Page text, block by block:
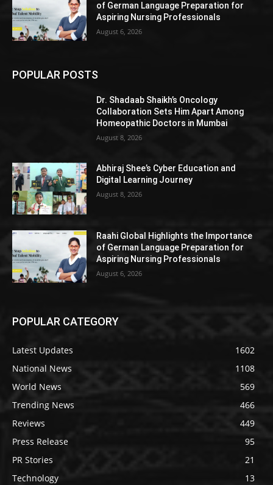
of German Language Preparation for
Aspiring Nursing Professionals
August 6, 2026
POPULAR POSTS
Dr. Shadaab Shaikh’s Oncology
Collaboration Sets Him Apart Among
Homeopathic Doctors in Mumbai
August 8, 2026
Abhiraj Shee’s Cyber Education and
Digital Learning Journey
August 8, 2026
Raahi Global Highlights the Importance
of German Language Preparation for
Aspiring Nursing Professionals
August 6, 2026
POPULAR CATEGORY
Latest Updates
1602
National News
1108
World News
569
Trending News
466
Reviews
449
Press Release
95
PR Stories
21
Technology
13